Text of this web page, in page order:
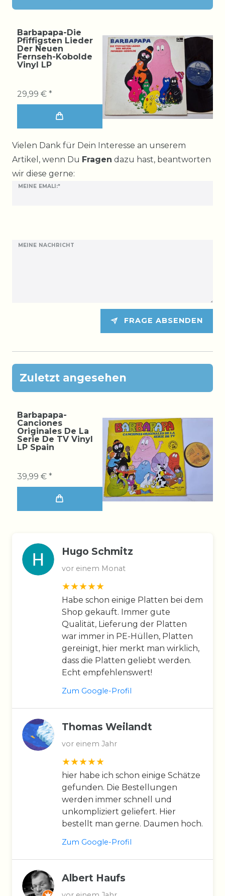
Barbapapa-Die
Pfiffigsten Lieder
Der Neuen
Fernseh-Kobolde
Vinyl LP
29,99 € *
Vielen Dank für Dein Interesse an unserem
Artikel, wenn Du Fragen dazu hast, beantworten
wir diese gerne:
MEINE EMALI:*
MEINE NACHRICHT
Ceres::Template.mailFormHoneypotLabel
FRAGE ABSENDEN
Zuletzt angesehen
Barbapapa-
Canciones
Originales De La
Serie De TV Vinyl
LP Spain
39,99 € *
Hugo Schmitz
vor einem Monat
Habe schon einige Platten bei dem
Shop gekauft. Immer gute
Qualität, Lieferung der Platten
war immer in PE-Hüllen, Platten
gereinigt, hier merkt man wirklich,
dass die Platten geliebt werden.
Echt empfehlenswert!
Zum Google-Profil
Thomas Weilandt
vor einem Jahr
hier habe ich schon einige Schätze
gefunden. Die Bestellungen
werden immer schnell und
unkompliziert geliefert. Hier
bestellt man gerne. Daumen hoch.
Zum Google-Profil
Albert Haufs